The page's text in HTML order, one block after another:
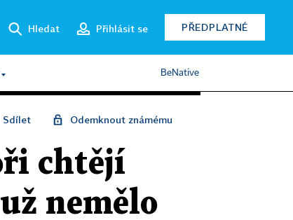
Hledat Přihlásit se PŘEDPLATNÉ
BeNative
Sdílet Odemknout známému
chtějí
nemělo